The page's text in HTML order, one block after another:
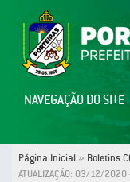
NAVEGAÇÃO DO SITE
Página Inicial » Boletins
ATUALIZAÇÃO: 03/12/2020